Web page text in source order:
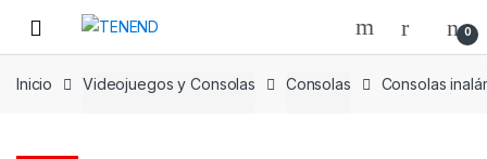
navigation
content
0
Inicio Videojuegos y Consolas Consolas Consolas